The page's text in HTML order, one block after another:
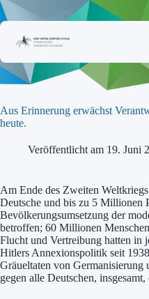
Zum
Inhalt
Aus Erinnerung erwächst
heute.
Veröffentlicht am 19. Juni
Am Ende des Zweiten
Deutsche und bis zu 5 Millionen
Bevölkerungsumsetzung der
betroffen; 60 Millionen
Flucht und Vertreibung hatten in
Hitlers Annexionspolitik seit
Gräueltaten von Germanisierung
gegen alle Deutschen,